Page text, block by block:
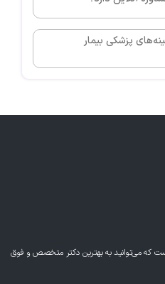
در کدام زمینه‌های پزشکی بیمار
که می‌توانید به بهترین دکتر متخصص و فوق